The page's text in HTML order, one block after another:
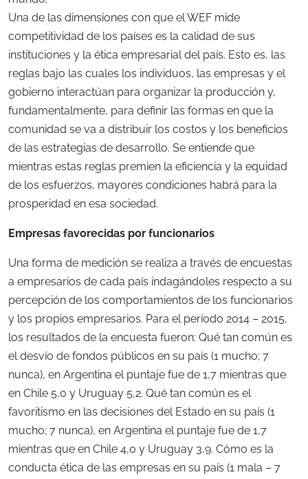
Una de las dimensiones con que el WEF mide
competitividad de los países es la calidad de sus
instituciones y la ética empresarial del país. Esto es, las
reglas bajo las cuales los individuos, las empresas y el
gobierno interactúan para organizar la producción y,
fundamentalmente, para definir las formas en que la
comunidad se va a distribuir los costos y los beneficios
de las estrategias de desarrollo. Se entiende que
mientras estas reglas premien la eficiencia y la equidad
de los esfuerzos, mayores condiciones habrá para la
prosperidad en esa sociedad.
Empresas favorecidas por funcionarios
Una forma de medición se realiza a través de encuestas
a empresarios de cada país indagándoles respecto a su
percepción de los comportamientos de los funcionarios
y los propios empresarios. Para el período 2014 – 2015,
los resultados de la encuesta fueron: Qué tan común es
el desvío de fondos públicos en su país (1 mucho; 7
nunca), en Argentina el puntaje fue de 1,7 mientras que
en Chile 5,0 y Uruguay 5,2. Qué tan común es el
favoritismo en las decisiones del Estado en su país (1
mucho; 7 nunca), en Argentina el puntaje fue de 1,7
mientras que en Chile 4,0 y Uruguay 3,9. Cómo es la
conducta ética de las empresas en su país (1 mala – 7